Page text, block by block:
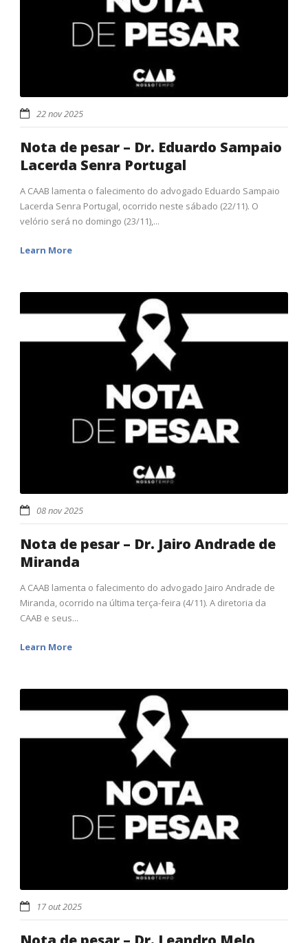
22 nov 2025
Nota de pesar – Dr. Eduardo Sampaio
Lacerda Senra Portugal
A CAAB lamenta o falecimento do advogado Eduardo Sampaio
Lacerda Senra Portugal, ocorrido neste sábado (22/11). O
velório será no domingo (23/11),...
Learn More
08 nov 2025
Nota de pesar – Dr. Jairo Andrade de
Miranda
A CAAB lamenta o falecimento do advogado Jairo Andrade de
Miranda, ocorrido na última terça-feira (4/11). A diretoria da
CAAB e seus...
Learn More
17 out 2025